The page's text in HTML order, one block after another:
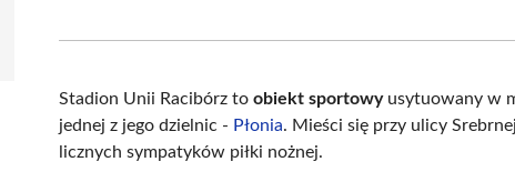
Stadion Unii Racibórz to obiekt sportowyusytuowany w
jednej z jego dzielnic - Płonia. Mieści się przy ulicy
licznych sympatyków piłki nożnej.